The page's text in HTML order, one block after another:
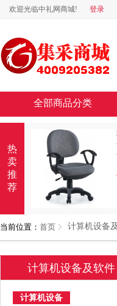
欢迎光临中礼网商城! 登录
全部商品分类
热
卖
推
荐
当前位置： 首页 计算机设备
计算机设备及软件
计算机设备